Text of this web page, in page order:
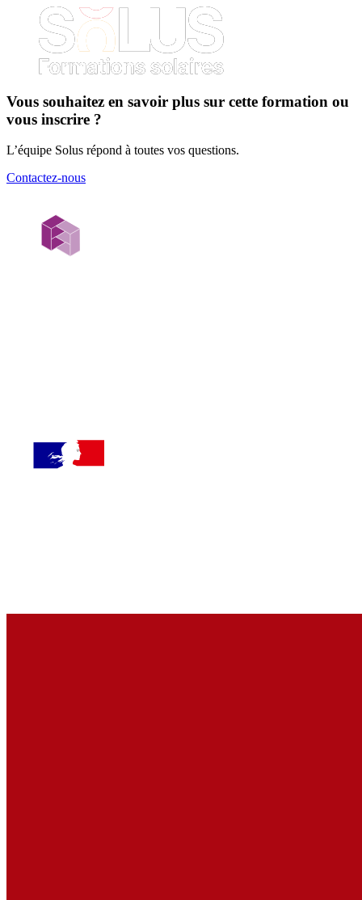
Vous souhaitez en savoir plus sur cette formation ou
vous inscrire ?
L’équipe Solus répond à toutes vos questions.
Contactez-nous